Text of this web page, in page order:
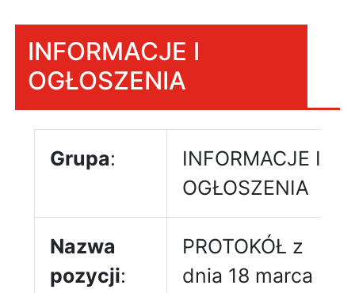
INFORMACJE I
OGŁOSZENIA
Grupa:
INFORMACJE I
OGŁOSZENIA
Nazwa
pozycji:
PROTOKÓŁ z
dnia 18 marca